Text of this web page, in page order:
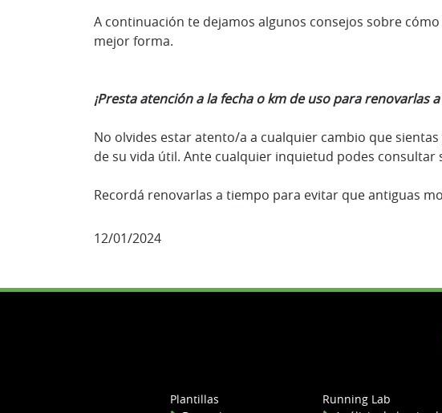
A continuación te dejamos algunos consejos sobre
mejor forma.
¡Presta atención a la fecha o km de uso para renovarlas
No olvides estar atento/a a cualquier cambio que
de su vida útil. Ante cualquier inquietud podes consultar
Recordá renovarlas a tiempo para evitar que antiguas
12/01/2024
Plantillas
Running Lab